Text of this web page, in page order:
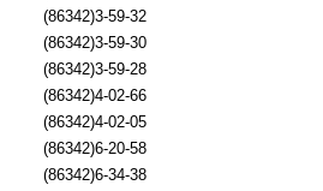
(86342)3-59-32
(86342)3-59-30
(86342)3-59-28
(86342)4-02-66
(86342)4-02-05
(86342)6-20-58
(86342)6-34-38